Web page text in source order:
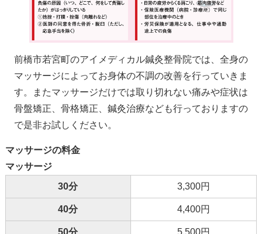
前橋市若宮町のアイメディカル鍼灸整骨院では、全身の
マッサージによってお身体の不調の改善を行っていきま
す。またマッサージだけでは取り切れない痛みや症状は
骨盤矯正、骨格矯正、鍼灸治療なども行っておりますの
で是非お試しください。
マッサージの料金
マッサージ
30分
3,300円
40分 4,400円
50分 5,500円